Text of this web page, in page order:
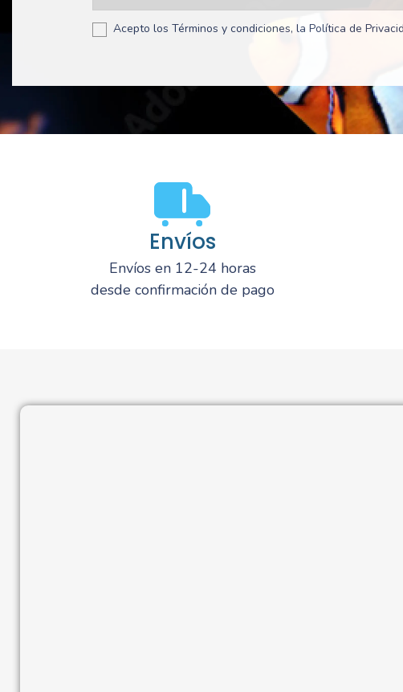
Acepto los Términos y condiciones, la Política de
Envíos
Envíos en 12-24 horas
desde confirmación de pago